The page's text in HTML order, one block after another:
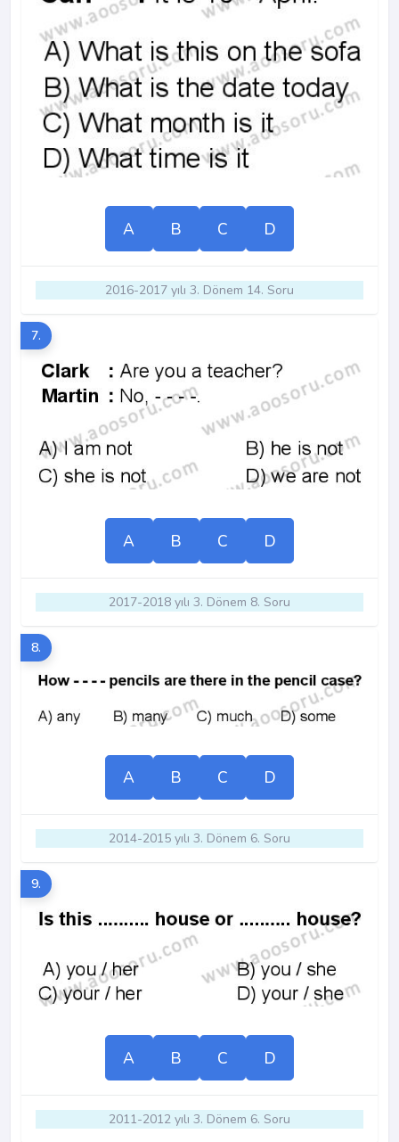
A B C D
2016-2017 yılı 3. Dönem 14. Soru
7.
A B C D
2017-2018 yılı 3. Dönem 8. Soru
8.
A B C D
2014-2015 yılı 3. Dönem 6. Soru
9.
A B C D
2011-2012 yılı 3. Dönem 6. Soru